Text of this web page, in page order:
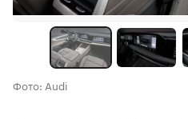
Фото: Audi